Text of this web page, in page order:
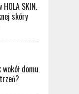
SKIN.
skóry
domu